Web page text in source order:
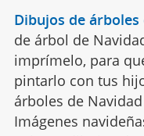
Dibujos de árboles
de árbol de
imprímelo, para
pintarlo con tus
árboles de
Imágenes